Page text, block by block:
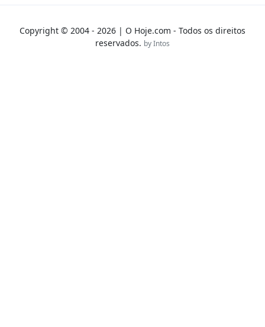
Copyright © 2004 - 2026 | O Hoje.com - Todos os direitos
reservados. by Intos